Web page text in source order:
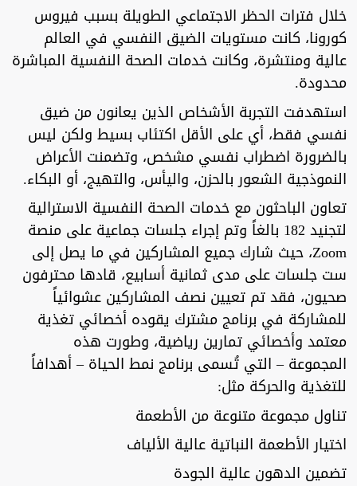
خلال فترات الحظر الاجتماعي الطويلة بسبب فيروس
كورونا، كانت مستويات الضيق النفسي في العالم
عالية ومنتشرة، وكانت خدمات الصحة النفسية المباشرة
محدودة.
استهدفت التجربة الأشخاص الذين يعانون من ضيق
نفسي فقط، أي على الأقل اكتئاب بسيط ولكن ليس
بالضرورة اضطراب نفسي مشخص، وتضمنت الأعراض
النموذجية الشعور بالحزن، واليأس، والتهيج، أو البكاء.
تعاون الباحثون مع خدمات الصحة النفسية الاسترالية
لتجنيد 182 بالغاً وتم إجراء جلسات جماعية على منصة
Zoom، حيث شارك جميع المشاركين في ما يصل إلى
ست جلسات على مدى ثمانية أسابيع، قادها محترفون
صحيون، فقد تم تعيين نصف المشاركين عشوائياً
للمشاركة في برنامج مشترك يقوده أخصائي تغذية
معتمد وأخصائي تمارين رياضية، وطورت هذه
المجموعة – التي تُسمى برنامج نمط الحياة – أهدافاً
للتغذية والحركة مثل:
تناول مجموعة متنوعة من الأطعمة
اختيار الأطعمة النباتية عالية الألياف
تضمين الدهون عالية الجودة